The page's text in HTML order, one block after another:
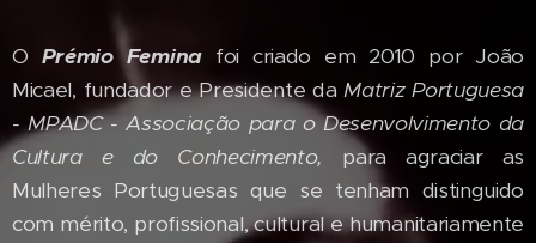
O Prémio Femina foi criado em 2010 por João
Micael, fundador e Presidente daMatriz Portuguesa
- MPADC - Associação para o Desenvolvimento da
Cultura e do Conhecimento, para agraciar as
Mulheres Portuguesas que se tenham distinguido
com mérito, profissional, cultural e humanitariamente